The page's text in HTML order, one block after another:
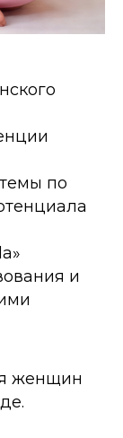
по
и
женщин